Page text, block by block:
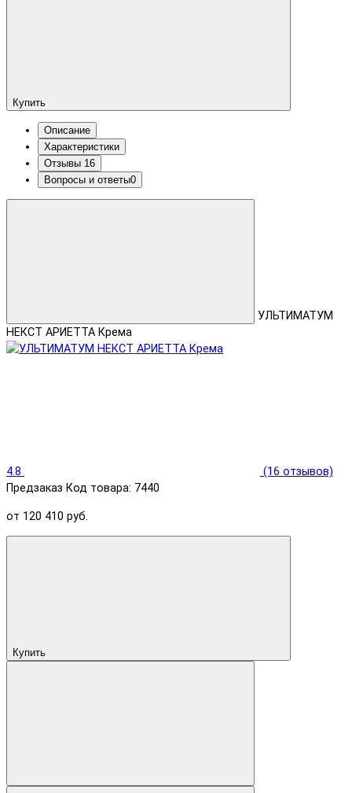
Купить
Описание
Характеристики
Отзывы 16
Вопросы и ответы0
УЛЬТИМАТУМ
НЕКСТ АРИЕТТА Крема
4.8
(16 отзывов)
Предзаказ Код товара: 7440
от 120 410 руб.
Купить